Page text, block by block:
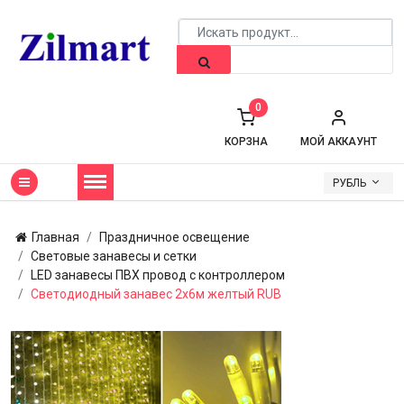
МОЙ АККАУНТ
КОРЗНА
0
РУБЛЬ
Главная
Праздничное освещение
Световые занавесы и сетки
LED занавесы ПВХ провод с контроллером
Светодиодный занавес 2х6м желтый RUB